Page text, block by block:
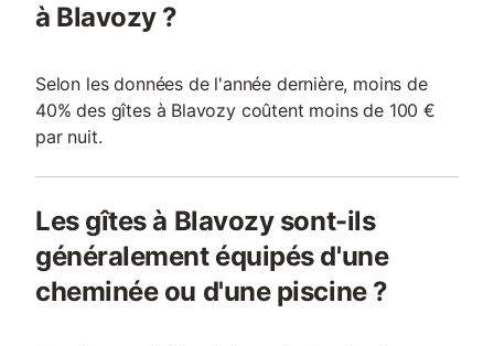
à Blavozy ?
Selon les données de l'année dernière, moins de
40% des gîtes à Blavozy coûtent moins de 100 €
par nuit.
Les gîtes à Blavozy sont-ils
généralement équipés d'une
cheminée ou d'une piscine ?